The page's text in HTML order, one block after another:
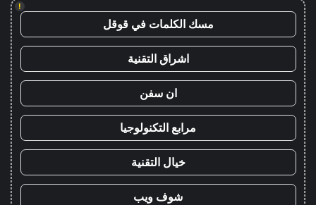
!
مسك الكلمات في قوقل
اشراق التقنية
ان سفن
مرابع التكنولوجيا
خيال التقنية
شوف ويب